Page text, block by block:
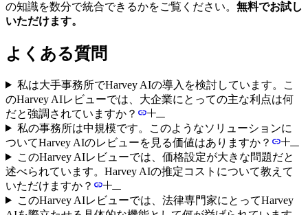
の知識を数分で統合できるかをご覧ください。 無料でお試し
いただけます。
よくある質問
私は大手事務所でHarvey AIの導入を検討しています。こ
のHarvey AIレビューでは、大企業にとっての主な利点は何
だと強調されていますか？
私の事務所は中規模です。このようなソリューションに
ついてHarvey AIのレビューを見る価値はありますか？
このHarvey AIレビューでは、価格設定が大きな問題だと
述べられています。Harvey AIの推定コストについて教えて
いただけますか？
このHarvey AIレビューでは、法律専門家にとってHarvey